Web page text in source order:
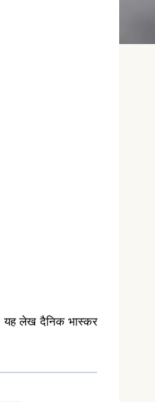
यह लेख दैनिक भास्कर